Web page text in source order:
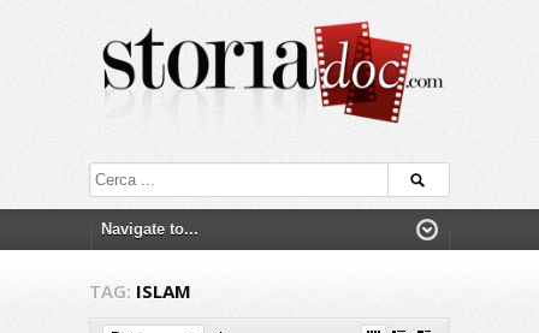
TAG: ISLAM